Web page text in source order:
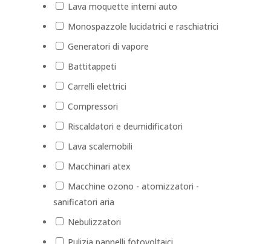
Lava moquette interni auto
Monospazzole lucidatrici e raschiatrici
Generatori di vapore
Battitappeti
Carrelli elettrici
Compressori
Riscaldatori e deumidificatori
Lava scalemobili
Macchinari atex
Macchine ozono - atomizzatori -
sanificatori aria
Nebulizzatori